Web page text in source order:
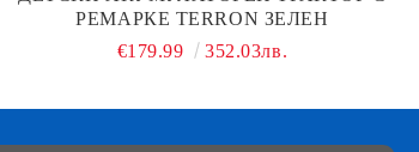
РЕМAРКЕ TERRON ЗЕЛЕН
€179.99
352.03лв.